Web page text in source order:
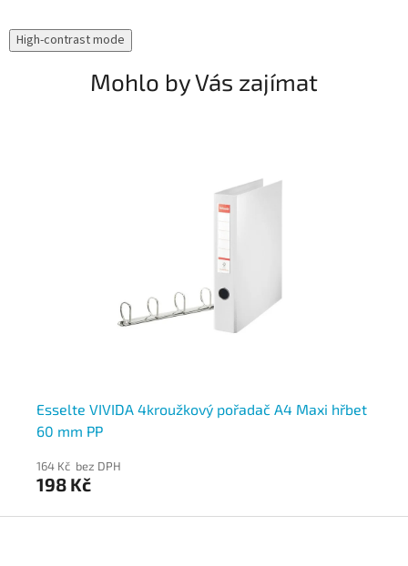
High-contrast mode
Mohlo by Vás zajímat
Esselte VIVIDA 4kroužkový pořadač A4 Maxi hřbet
60 mm PP
164 Kč bez DPH
198 Kč